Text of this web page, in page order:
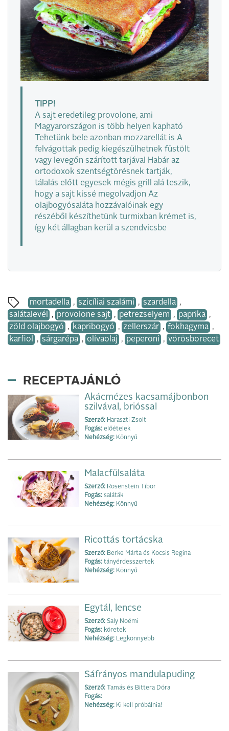
TIPP!
A sajt eredetileg provolone, ami
Magyarországon is több helyen kapható
Tehetünk bele azonban mozzarellát is A
felvágottak pedig kiegészülhetnek füstölt
vagy levegőn szárított tarjával Habár az
ortodoxok szentségtörésnek tartják,
tálalás előtt egyesek mégis grill alá teszik,
hogy a sajt kissé megolvadjon Az
olajbogyósaláta hozzávalóinak egy
részéből készíthetünk turmixban krémet is,
így két állagban kerül a szendvicsbe
mortadella , szicíliai szalámi , szardella ,
salátalevél , provolone sajt , petrezselyem , paprika ,
zöld olajbogyó , kapribogyó , zellerszár , fokhagyma ,
karfiol , sárgarépa , olívaolaj , peperoni , vörösborecet
RECEPTAJÁNLÓ
Akácmézes kacsamájbonbon
szilvával, brióssal
Szerző: Haraszti Zsolt
Fogás: előételek
Nehézség: Könnyű
Malacfülsaláta
Szerző: Rosenstein Tibor
Fogás: saláták
Nehézség: Könnyű
Ricottás tortácska
Szerző: Berke Márta és Kocsis Regina
Fogás: tányérdesszertek
Nehézség: Könnyű
Egytál, lencse
Szerző: Saly Noémi
Fogás: köretek
Nehézség: Legkönnyebb
Sáfrányos mandulapuding
Szerző: Tamás és Bittera Dóra
Fogás:
Nehézség: Ki kell próbálnia!